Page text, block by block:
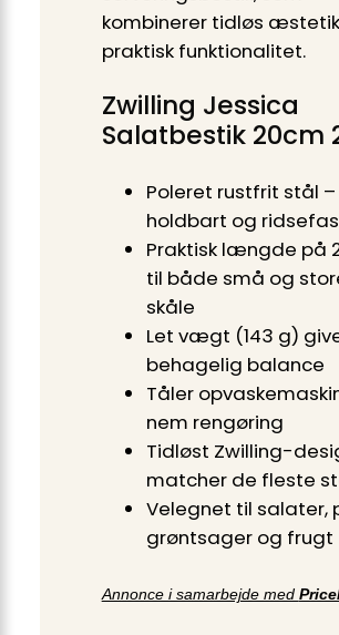
kombinerer tidløs
praktisk funktionalitet.
Zwilling Jessica
Salatbestik 20cm
Poleret rustfrit stål –
holdbart og
Praktisk længde på
til både små og
skåle
Let vægt (143 g)
behagelig balance
Tåler
nem rengøring
Tidløst Zwilling-
matcher de fleste
Velegnet til salater,
grøntsager og frugt
Annonce i samarbejde med